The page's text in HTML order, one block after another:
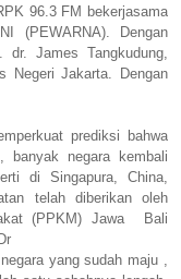
96.3 FM bekerjasama
(PEWARNA). Dengan
James Tangkudung,
Negeri Jakarta. Dengan
prediksi bahwa
banyak negara kembali
di Singapura, China,
telah diberikan oleh
(PPKM) Jawa Bali
yang sudah maju ,